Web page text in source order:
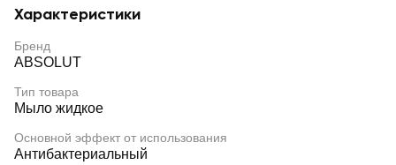
Характеристики
Бренд
ABSOLUT
Тип товара
Мыло жидкое
Основной эффект от использования
Антибактериальный